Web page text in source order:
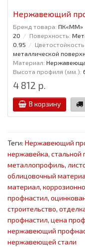
Нержавеющий
Бренд товара: ПК«ММ»
20
Поверхность:
0.95
металлической
Материал:
Высота профиля (мм.):
4 812 р.
В корзину
Теги: Нержавеющий
нержавейка, стальной
металлопрофиль,
облицовочный
материал,
профнастил,
строительство,
профнастил, цена
нержавеющий
нержавеющей стали